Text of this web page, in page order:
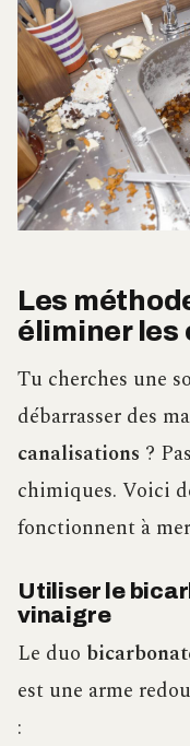
Les
éliminer les
Tu cherches une
débarrasser des
canalisations ?
chimiques. Voici
fonctionnent à
Utiliser le
vinaigre
Le duo
est une arme
: